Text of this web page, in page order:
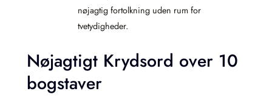
nøjagtig fortolkning uden rum for
tvetydigheder.
Nøjagtigt Krydsord over 10
bogstaver